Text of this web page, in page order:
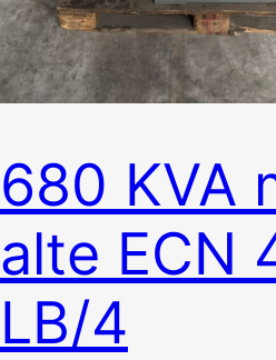
680 KVA
alte ECN
LB/4